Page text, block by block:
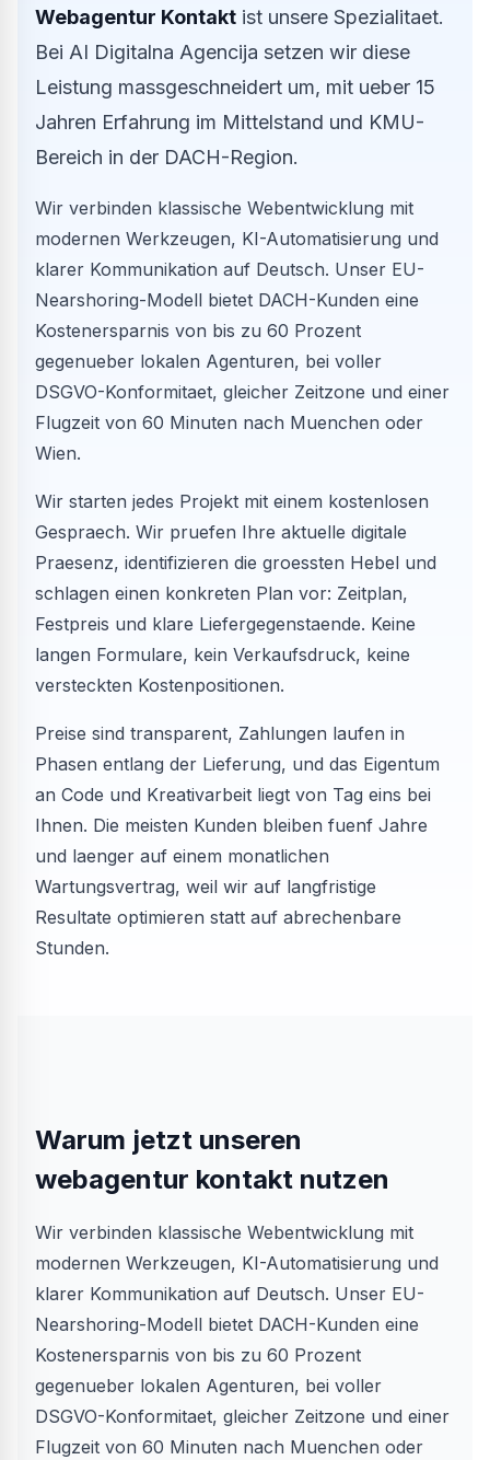
Webagentur Kontakt ist unsere Spezialitaet.
Bei AI Digitalna Agencija setzen wir diese
Leistung massgeschneidert um, mit ueber 15
Jahren Erfahrung im Mittelstand und KMU-
Bereich in der DACH-Region.
Wir verbinden klassische Webentwicklung mit
modernen Werkzeugen, KI-Automatisierung und
klarer Kommunikation auf Deutsch. Unser EU-
Nearshoring-Modell bietet DACH-Kunden eine
Kostenersparnis von bis zu 60 Prozent
gegenueber lokalen Agenturen, bei voller
DSGVO-Konformitaet, gleicher Zeitzone und einer
Flugzeit von 60 Minuten nach Muenchen oder
Wien.
Wir starten jedes Projekt mit einem kostenlosen
Gespraech. Wir pruefen Ihre aktuelle digitale
Praesenz, identifizieren die groessten Hebel und
schlagen einen konkreten Plan vor: Zeitplan,
Festpreis und klare Liefergegenstaende. Keine
langen Formulare, kein Verkaufsdruck, keine
versteckten Kostenpositionen.
Preise sind transparent, Zahlungen laufen in
Phasen entlang der Lieferung, und das Eigentum
an Code und Kreativarbeit liegt von Tag eins bei
Ihnen. Die meisten Kunden bleiben fuenf Jahre
und laenger auf einem monatlichen
Wartungsvertrag, weil wir auf langfristige
Resultate optimieren statt auf abrechenbare
Stunden.
Warum jetzt unseren
webagentur kontakt nutzen
Wir verbinden klassische Webentwicklung mit
modernen Werkzeugen, KI-Automatisierung und
klarer Kommunikation auf Deutsch. Unser EU-
Nearshoring-Modell bietet DACH-Kunden eine
Kostenersparnis von bis zu 60 Prozent
gegenueber lokalen Agenturen, bei voller
DSGVO-Konformitaet, gleicher Zeitzone und einer
Flugzeit von 60 Minuten nach Muenchen oder